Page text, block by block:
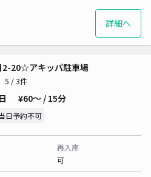
詳細へ
2-20☆アキッパ駐車場
5 / 3件
¥60〜 / 15分
日予約不可
再入庫
可